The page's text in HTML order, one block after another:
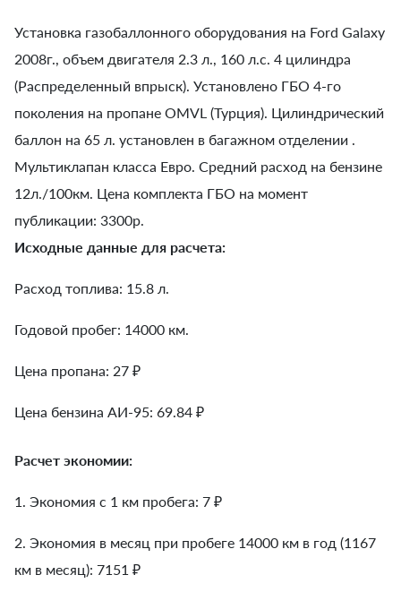
Установка газобаллонного оборудования на Ford Galaxy
2008г., объем двигателя 2.3 л., 160 л.с. 4 цилиндра
(Распределенный впрыск). Установлено ГБО 4-го
поколения на пропане OMVL (Турция). Цилиндрический
баллон на 65 л. установлен в багажном отделении .
Мультиклапан класса Евро. Средний расход на бензине
12л./100км. Цена комплекта ГБО на момент
публикации: 3300р.
Исходные данные для расчета:
Расход топлива: 15.8 л.
Годовой пробег: 14000 км.
Цена пропана: 27 ₽
Цена бензина АИ-95: 69.84 ₽
Расчет экономии:
1. Экономия с 1 км пробега: 7 ₽
2. Экономия в месяц при пробеге 14000 км в год (1167
км в месяц): 7151 ₽